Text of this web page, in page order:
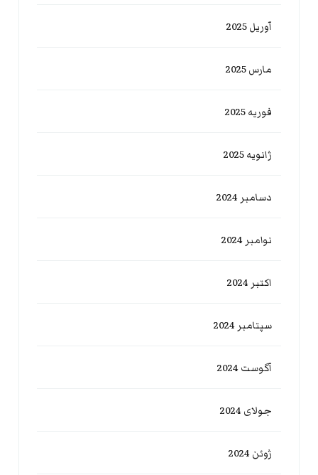
آوریل 2025
مارس 2025
فوریه 2025
ژانویه 2025
دسامبر 2024
نوامبر 2024
اکتبر 2024
سپتامبر 2024
آگوست 2024
جولای 2024
ژوئن 2024